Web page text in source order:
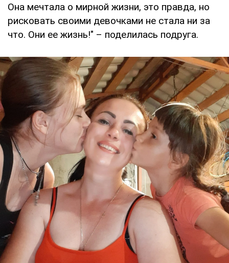
Она мечтала о мирной жизни, это правда, но
рисковать своими девочками не стала ни за
что. Они ее жизнь!" – поделилась подруга.